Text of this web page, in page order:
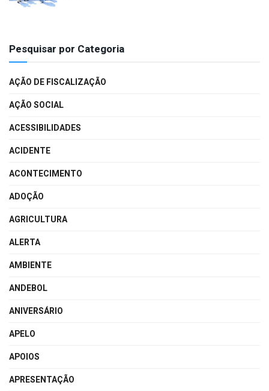
Pesquisar por Categoria
AÇÃO DE FISCALIZAÇÃO
AÇÃO SOCIAL
ACESSIBILIDADES
ACIDENTE
ACONTECIMENTO
ADOÇÃO
AGRICULTURA
ALERTA
AMBIENTE
ANDEBOL
ANIVERSÁRIO
APELO
APOIOS
APRESENTAÇÃO